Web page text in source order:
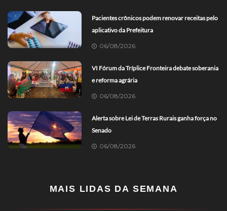
Pacientes crônicos podem renovar receitas pelo
aplicativo da Prefeitura
06/08/2026
VI Fórum da Tríplice Fronteira debate soberania
e reforma agrária
06/08/2026
Alerta sobre Lei de Terras Rurais ganha força no
Senado
06/08/2026
MAIS LIDAS DA SEMANA